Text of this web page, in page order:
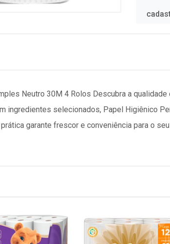
Neutro 30M 4 Rolos Descubra a
ingredientes selecionados, Papel Higiênico
garante frescor e conveniência para o